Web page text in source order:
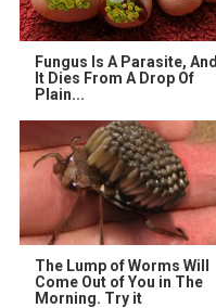
Fungus Is A Parasite, And
It Dies From A Drop Of
Plain...
The Lump of Worms Will
Come Out of You in The
Morning. Try it